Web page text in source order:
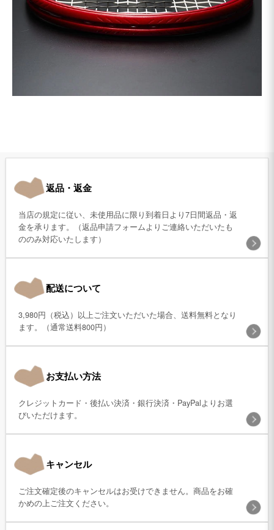
返品・返金
当店の規定に従い、未使用品に限り到着日より7日間返品・返
金を承ります。（返品申請フォームよりご連絡いただいたも
ののみ対応いたします）
配送について
3,980円（税込）以上ご注文いただいた場合、送料無料となり
ます。（通常送料800円）
お支払い方法
クレジットカード・後払い決済・銀行決済・PayPalよりお選
びいただけます。
キャンセル
ご注文確定後のキャンセルはお受けできません。商品をお確
かめの上ご注文ください。